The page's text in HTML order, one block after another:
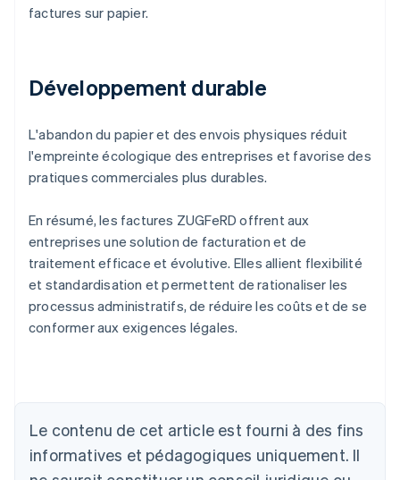
factures sur papier.
Développement durable
L'abandon du papier et des envois physiques réduit
l'empreinte écologique des entreprises et favorise des
pratiques commerciales plus durables.
En résumé, les factures ZUGFeRD offrent aux
entreprises une solution de facturation et de
traitement efficace et évolutive. Elles allient flexibilité
et standardisation et permettent de rationaliser les
processus administratifs, de réduire les coûts et de se
conformer aux exigences légales.
Le contenu de cet article est fourni à des fins
informatives et pédagogiques uniquement. Il
Australie
Autriche
DeutschEnglish
Belgique